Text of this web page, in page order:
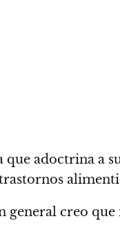
adoctrina a
general creo